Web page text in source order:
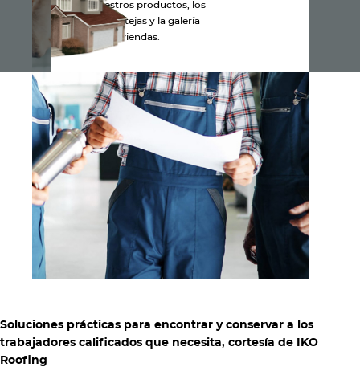
Soluciones prácticas para encontrar y conservar a los
trabajadores calificados que necesita, cortesía de IKO
Roofing
Explora nuestros productos, los
colores de las tejas y la galería
de viviendas.